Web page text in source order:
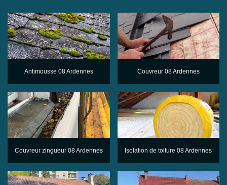
Antimousse 08 Ardennes Couvreur 08 Ardennes
Couvreur zingueur 08 Ardennes Isolation de toiture 08 Ardennes